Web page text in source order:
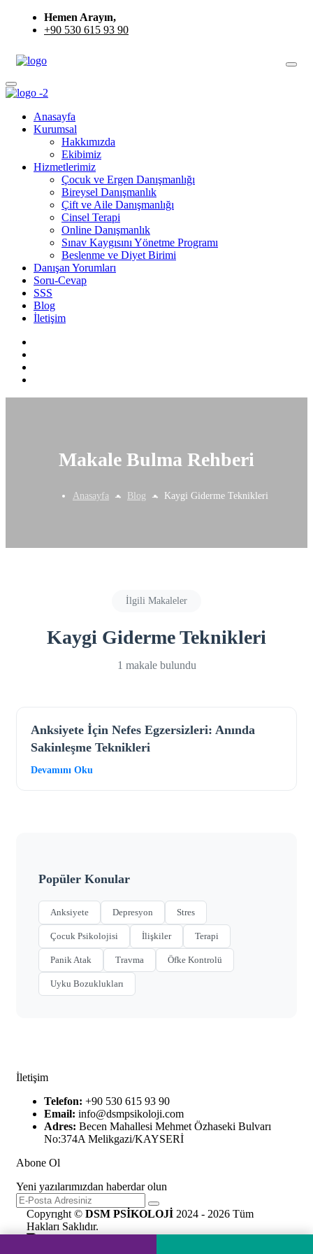
Hemen Arayın,
+90 530 615 93 90
Anasayfa
Kurumsal
Hakkımızda
Ekibimiz
Hizmetlerimiz
Çocuk ve Ergen Danışmanlığı
Bireysel Danışmanlık
Çift ve Aile Danışmanlığı
Cinsel Terapi
Online Danışmanlık
Sınav Kaygısını Yönetme Programı
Beslenme ve Diyet Birimi
Danışan Yorumları
Soru-Cevap
SSS
Blog
İletişim
Makale Bulma Rehberi
Anasayfa Blog Kaygi Giderme Teknikleri
İlgili Makaleler
Kaygi Giderme Teknikleri
1 makale bulundu
Anksiyete İçin Nefes Egzersizleri: Anında
Sakinleşme Teknikleri
Devamını Oku
Popüler Konular
Anksiyete Depresyon Stres
Çocuk Psikolojisi İlişkiler Terapi
Panik Atak Travma Öfke Kontrolü
Uyku Bozuklukları
İletişim
Telefon: +90 530 615 93 90
Email: info@dsmpsikoloji.com
Adres: Becen Mahallesi Mehmet Özhaseki Bulvarı
No:374A Melikgazi/KAYSERİ
Abone Ol
Yeni yazılarımızdan haberdar olun
Copyrıght © DSM PSİKOLOJİ 2024 - 2026 Tüm
Hakları Saklıdır.